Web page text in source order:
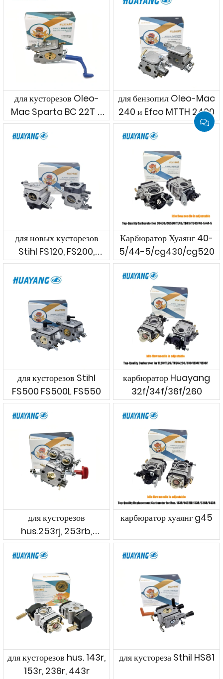
для кусторезов Oleo-
Mac Sparta BC 22T и
Efco DS 2210 и др.
для бензопил Oleo-Mac
240 и Efco MTTH 2400
для новых кусторезов
Stihl FS120, FS200,
FS250
Карбюратор Хуаянг 40-
5/44-5/cg430/cg520
для кусторезов Stihl
FS500 FS500L FS550
карбюратор Huayang
32f/34f/36f/260
для кусторезов
hus.253rj, 253rb,
553rs, 553rbx
карбюратор хуаянг g45
для кусторезов hus. 143r,
153r, 236r, 443r
для кустореза Sthil HS81